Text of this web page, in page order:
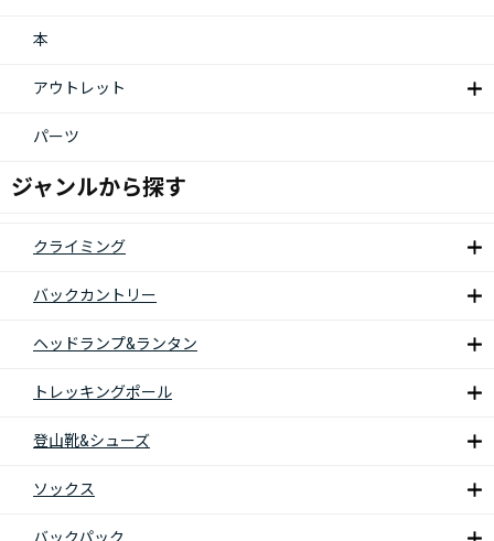
本
アウトレット
パーツ
ジャンルから探す
クライミング
バックカントリー
ヘッドランプ&ランタン
トレッキングポール
登山靴&シューズ
ソックス